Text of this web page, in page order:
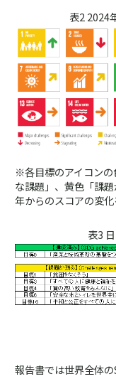
表2 2024
※各目標のアイコン
な課題」、黄色「課
年からのスコアの変化
表3
報告書では世界全体